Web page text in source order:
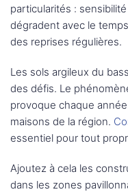
particularités :
dégradent avec le
des reprises régulières.
Les sols argileux du
des défis. Le
provoque chaque
maisons de la région.
essentiel pour tout
Ajoutez à cela les
dans les zones